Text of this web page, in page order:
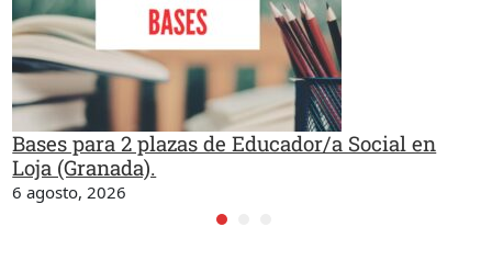
Bases para 2 plazas de Educador/a Social en
Loja (Granada).
6 agosto, 2026